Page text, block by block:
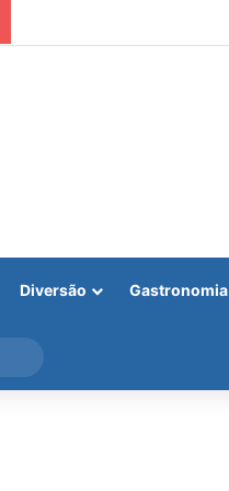
Diversão Gastronomia
por